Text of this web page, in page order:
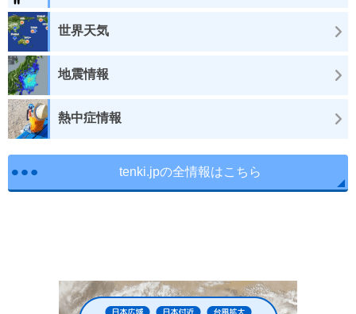
世界天気
地震情報
熱中症情報
tenki.jpの全情報はこちら